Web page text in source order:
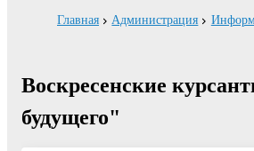
Главная Администрация
Воскресенские
будущего"